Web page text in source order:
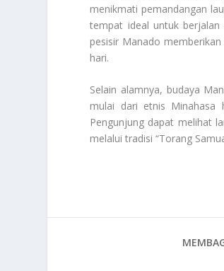
menikmati pemandangan
tempat ideal untuk
pesisir Manado
hari.
Selain alamnya, budaya
mulai dari etnis Minahasa
Pengunjung dapat melihat
melalui tradisi “Torang